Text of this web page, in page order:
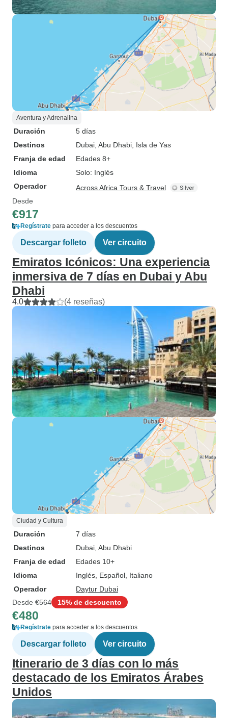
Aventura y Adrenalina
Duración
5 días
Destinos
Dubai , Abu Dhabi , Isla de Yas
Franja de edad
Edades 8+
Idioma
Solo: Inglés
Operador
Across Africa Tours & Travel
Desde
€917
Regístrate para acceder a los descuentos
Descargar folleto Ver circuito
Emiratos Icónicos: Una experiencia
inmersiva de 7 días en Dubai y Abu
Dhabi
4.0 (4 reseñas)
Ciudad y Cultura
Duración
7 días
Destinos
Dubai , Abu Dhabi
Franja de edad
Edades 10+
Idioma
Inglés, Español, Italiano
Operador
Daytur Dubai
Desde €564 15% de descuento
€480
Regístrate para acceder a los descuentos
Descargar folleto Ver circuito
Itinerario de 3 días con lo más
destacado de los Emiratos Árabes
Unidos